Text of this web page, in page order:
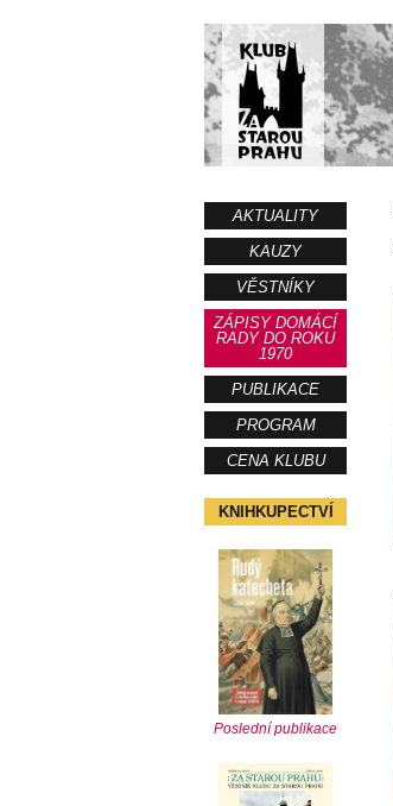
AKTUALITY
KAUZY
VĚSTNÍKY
ZÁPISY DOMÁCÍ
RADY DO ROKU
1970
PUBLIKACE
PROGRAM
CENA KLUBU
KNIHKUPECTVÍ
Poslední publikace